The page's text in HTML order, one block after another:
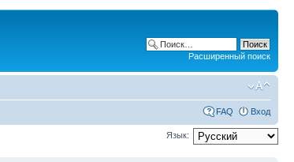
Расширенный поиск
FAQ Вход
Язык: